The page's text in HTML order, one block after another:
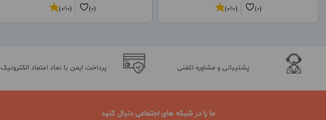
(0)
(0/10) (0)
(0/10)
پشتیبانی و مشاوره تلفنی پرداخت ایمن با نماد اعتماد الکترونیک
ما را در شبکه های اجتماعی دنبال کنید